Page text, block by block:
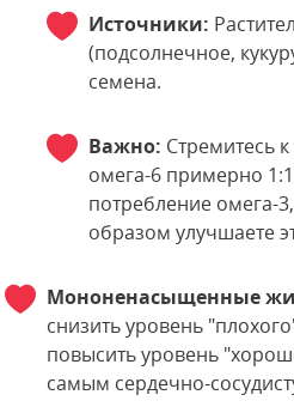
Источники:
(подсолнечное,
семена.
Важно: Стремитесь
омега-6 примерно
потребление омега-
образом улучшаете
Мононенасыщенные
снизить уровень
повысить уровень
самым сердечно-